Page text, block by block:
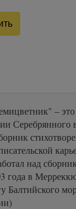
–
Серебрянного
над
года в
Балтийского